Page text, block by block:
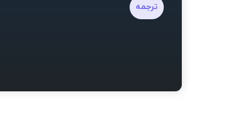
ترجمه